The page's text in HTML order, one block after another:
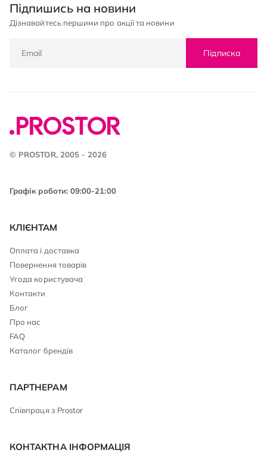
Підпишись на новини
Дізнавайтесь першими про акції та новини
Підписка
© PROSTOR, 2005 - 2026
Графік роботи: 09:00-21:00
КЛІЄНТАМ
Оплата і доставка
Повернення товарів
Угода користувача
Контакти
Блог
Про нас
FAQ
Каталог брендів
ПАРТНЕРАМ
Співпраця з Prostor
КОНТАКТНА ІНФОРМАЦІЯ